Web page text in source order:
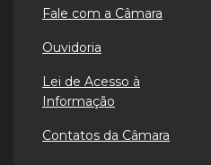
Fale com a Câmara
Ouvidoria
Lei de Acesso à
Informação
Contatos da Câmara